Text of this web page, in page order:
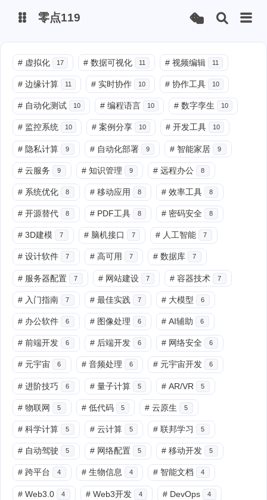
微博
抖音
零点119
# 虚拟化 17 # 数据可视化 11 # 视频编辑 11
# 边缘计算 11 # 实时协作 10 # 协作工具 10
# 自动化测试 10 # 编程语言 10 # 数字孪生 10
# 监控系统 10 # 案例分享 10 # 开发工具 10
# 隐私计算 9 # 自动化部署 9 # 智能家居 9
# 云服务 9 # 知识管理 9 # 远程办公 8
# 系统优化 8 # 移动应用 8 # 效率工具 8
# 开源替代 8 # PDF工具 8 # 密码安全 8
# 3D建模 7 # 脑机接口 7 # 人工智能 7
# 设计软件 7 # 高可用 7 # 数据库 7
# 服务器配置 7 # 网站建设 7 # 容器技术 7
# 入门指南 7 # 最佳实践 7 # 大模型 6
# 办公软件 6 # 图像处理 6 # AI辅助 6
# 前端开发 6 # 后端开发 6 # 网络安全 6
# 元宇宙 6 # 音频处理 6 # 元宇宙开发 6
# 进阶技巧 6 # 量子计算 5 # AR/VR 5
# 物联网 5 # 低代码 5 # 云原生 5
# 科学计算 5 # 云计算 5 # 联邦学习 5
# 自动驾驶 5 # 网络配置 5 # 移动开发 5
# 跨平台 4 # 生物信息 4 # 智能文档 4
# Web3.0 4 # Web3开发 4 # DevOps 4